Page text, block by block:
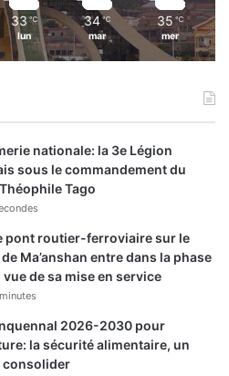
33 ℃
lun
34 ℃
mar
35 ℃
mer
nationale: la 3e Légion
sous le commandement du
Tago
pont routier-ferroviaire sur le
Ma’anshan entre dans la phase
de sa mise en service
2026-2030 pour
la sécurité alimentaire, un
consolider